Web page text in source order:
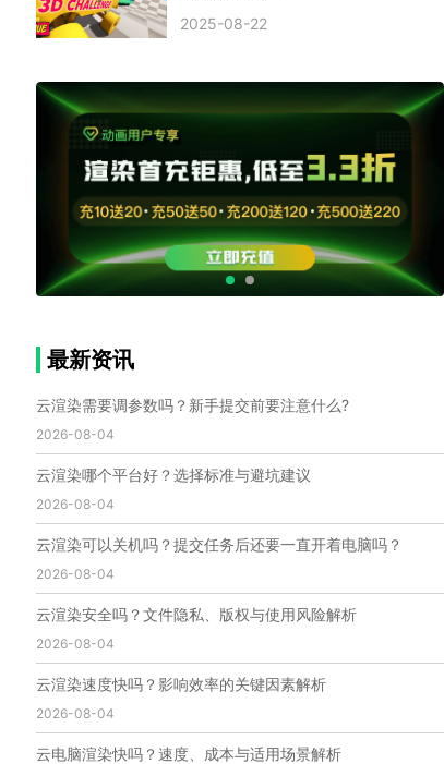
渲染卡顿
云渲染怎么收费
纹理渲染
全局光引擎
渲染溢色
EEVEE渲染器
Cycles渲染器
C4D教程
Corona降噪器
奥斯卡
人物建模渲染
在线建模渲染
北京渲染农场
成都动画渲染
免费渲染农场
网络渲染农场
个人渲染农场
小型渲染农场
自建渲染农场
视频渲染农场
渲染农场软件
cpu渲染农场
渲染农场费用
渲染农场下载
模型软件
建模渲染软件
三维建模渲染
3d建模渲染
云渲染农场
C4D渲染农场
渲染农场收费
云渲染农场价格
瑞云渲染农场价格
动画渲染农场
第十一届世界渲染大赛
世界渲染大赛时间
世界渲染大赛官网
国际渲染大赛
国际渲染大赛排名
世界渲染大赛软件
瑞云官网
瑞云科技 端云
瑞云渲染官网
网络渲染软件
云渲染服务
云渲染怎么收费
云渲染怎么用
云渲染技术
云渲染原理 云渲染插件
云渲染软件
云渲染引擎
云渲染主机
云渲染软件厂家
免费云渲染
云渲染网站
云渲染收费 云渲染厂家
云渲染厂商
2025-08-22
最新资讯
云渲染需要调参数吗？新手提交前要注意什么?
2026-08-04
云渲染哪个平台好？选择标准与避坑建议
2026-08-04
云渲染可以关机吗？提交任务后还要一直开着电脑吗？
2026-08-04
云渲染安全吗？文件隐私、版权与使用风险解析
2026-08-04
云渲染速度快吗？影响效率的关键因素解析
2026-08-04
云电脑渲染快吗？速度、成本与适用场景解析